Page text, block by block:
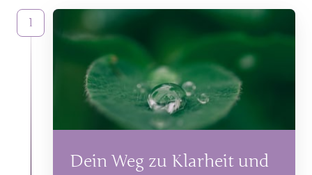
1
Dein Weg zu Klarheit und